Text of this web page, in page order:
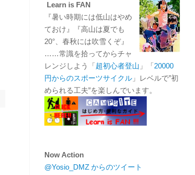
Learn is FAN
『暑い時期には低山はやめ
ておけ』『高山は夏でも
20°、春秋には吹雪くぞ』
……常識を拾ってからチャ
レンジしよう「超初心者登山 」「20000
円からのスポーツサイクル 」レベルで”初
められる工夫”を楽しんでいます。
Now Action
@Yosio_DMZ からのツイート